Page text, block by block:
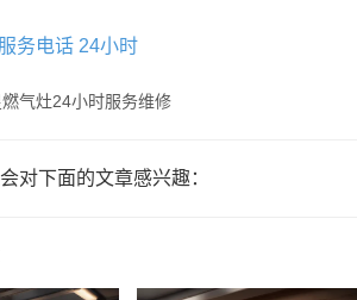
服务电话 24小时
气灶24小时服务维修
对下面的文章感兴趣：